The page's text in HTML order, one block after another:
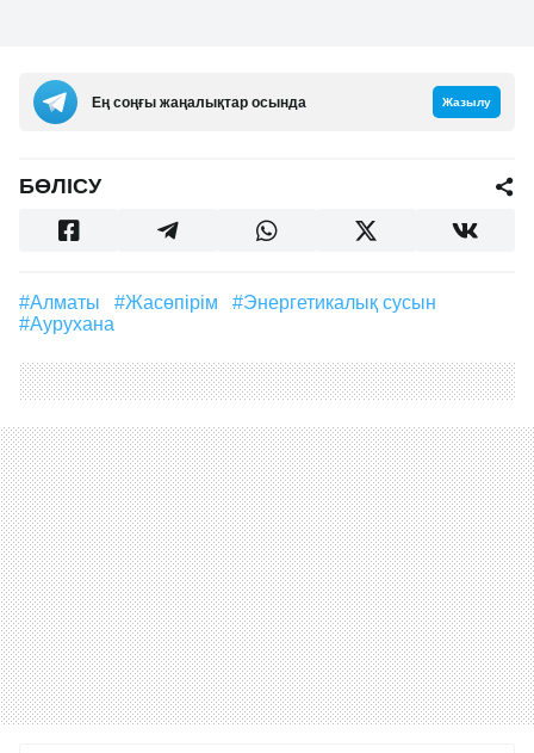
Ең соңғы жаңалықтар осында Жазылу
БӨЛІСУ
#Алматы #жасөпірім
#энергетикалық сусын
#аурухана